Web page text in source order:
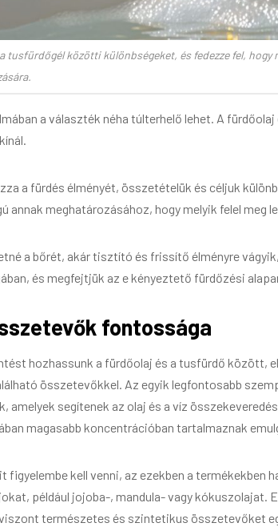
tusfürdőgél közötti különbségeket, és fedezze fel, hogy
a választék néha túlterhelő lehet. A
a fürdés élményét, összetételük és céljuk
meghatározásához, hogy melyik felel meg
a bőrét, akár tisztító és frissítő élményre
és megfejtjük az e kényeztető fürdőzési
fontossága
hozhassunk a fürdőolaj és a tusfürdő között,
összetevőkkel. Az egyik legfontosabb
amelyek segítenek az olaj és a víz
magasabb koncentrációban tartalmaznak
figyelembe kell venni, az ezekben a termékekben
például jojoba-, mandula- vagy kókuszolajat.
természetes és szintetikus összetevőket